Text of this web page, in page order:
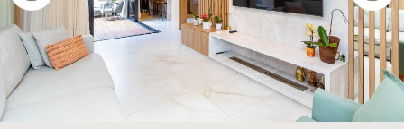
Cadastre seu imóvel
Área do Cliente
Vendas: (41) 3501-3351